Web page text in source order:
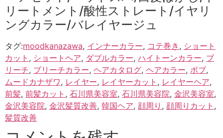
リートメント/酸性ストレート/イヤリ
ングカラー/バレイヤージュ
タグ:moodkanazawa, インナーカラー, コテ巻き , ショート
カット , ショートヘア, ダブルカラー, ハイトーンカラー, ブ
リーチ, ブリーチカラー, ヘアカタログ, ヘアカラー, ボブ,
ムードカナザワ, レイヤー, レイヤーカット , レイヤーヘア,
前髪, 前髪カット , 石川県美容室, 石川県美容院, 金沢美容室,
金沢美容院, 金沢髪質改善, 韓国ヘア, 顔周り , 顔周りカット ,
髪質改善